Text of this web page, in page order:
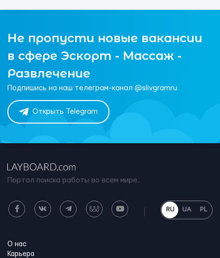
Не пропусти новые вакансии
в сфере Эскорт - Массаж -
Развлечение
Подпишись на наш телеграм-канал @slivgramru
Открыть Telegram
Портал поиска работы во всем мире.
RU UA PL
О нас
Карьера